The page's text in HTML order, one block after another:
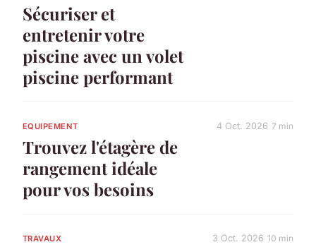
Sécuriser et
entretenir votre
piscine avec un volet
piscine performant
EQUIPEMENT
Trouvez l'étagère de
rangement idéale
pour vos besoins
4 Oct. 2026 7 min
TRAVAUX 3 Oct. 2026 10 min